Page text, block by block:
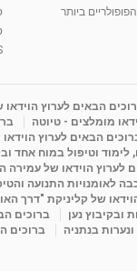
ביותר
הבאים לערוץ הוידאו
מומלצים - טיוטה
הבאים לערוץ
וטיפול במוח אחד
לערוץ הוידאו של
לאומנויות התנועה
של קליניקת "דרך
ובקיבוץ נען
ברוכים
בנתניה
ברוכים